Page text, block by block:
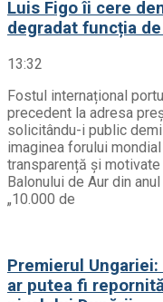
Luis Figo îi cere
degradat funcția de
13:32
Fostul internațional
precedent la adresa
solicitându-i public
imaginea forului
transparență și
Balonului de Aur din
„10.000 de
Premierul
ar putea fi